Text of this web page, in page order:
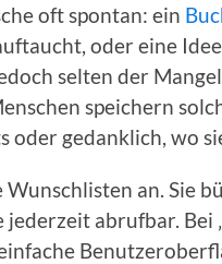
oft spontan: ein
oder eine
selten der
speichern
oder gedanklich, wo
an. Sie
abrufbar. Bei